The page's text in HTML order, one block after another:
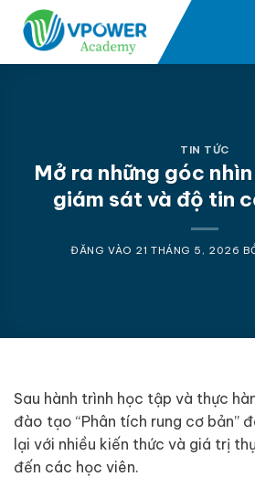
qua
TIN TỨC
Mở ra những góc
giám sát và độ tin
ĐĂNG VÀO 21 THÁNG 5, 2026
Sau hành trình học tập và thực
đào tạo “Phân tích rung cơ bản”
lại với nhiều kiến thức và giá trị
đến các học viên.